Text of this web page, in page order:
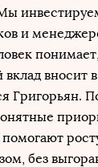
и
вклад вносит
Григорьян.
без